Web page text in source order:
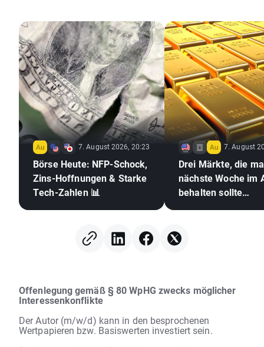
7. August 2026, 20:23
Börse Heute: NFP-Schock,
Zins-Hoffnungen & Starke
Tech-Zahlen 📊
7. August
Drei Märkte, die
nächste Woche im
behalten sollte
Offenlegung gemäß § 80 WpHG zwecks möglicher
Interessenkonflikte
Der Autor (m/w/d) kann in den besprochenen
Wertpapieren bzw. Basiswerten investiert sein.